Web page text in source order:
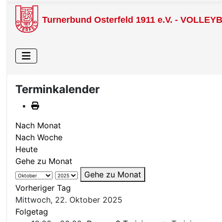
Turnerbund Osterfeld 1911 e.V. -
Terminkalender
Nach Monat
Nach Woche
Heute
Gehe zu Monat
Gehe zu Monat
Vorheriger Tag
Mittwoch, 22. Oktober 2025
Folgetag